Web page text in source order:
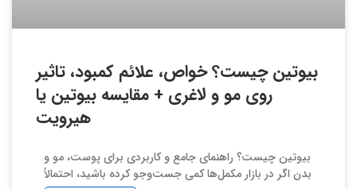
بیوتین چیست؟ خواص، علائم کمبود، تاثیر
روی مو و لاغری + مقایسه بیوتین یا
هیرویت
بیوتین چیست؟ راهنمای جامع و کاربردی برای پوست، مو و
بدن اگر در بازار مکمل‌ها کمی جست‌وجو کرده باشید، احتمالاً